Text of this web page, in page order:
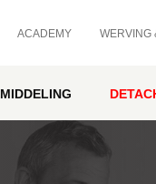
ACADEMY WERVING